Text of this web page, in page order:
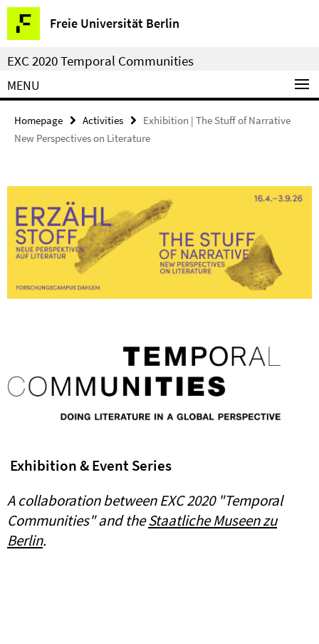
Springe
direkt
zu
Inhalt
Freie Universität Berlin
Service
Navigation
EXC 2020 Temporal Communities
MENU
Homepage Activities
Exhibition | The Stuff of Narrative
New Perspectives on Literature
Exhibition & Event Series
A collaboration between EXC 2020 "Temporal
Communities" andtheStaatliche Museen zu
Berlin.